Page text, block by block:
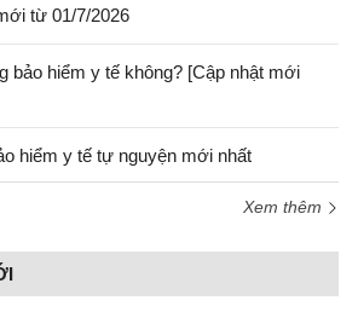
từ 01/7/2026
bảo hiểm y tế không? [Cập nhật mới
hiểm y tế tự nguyện mới nhất
Xem thêm